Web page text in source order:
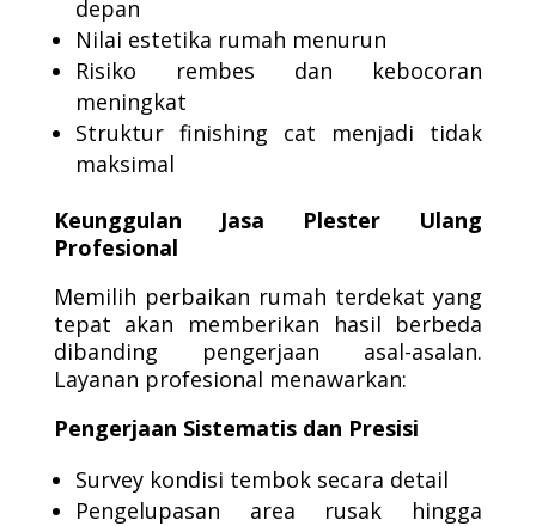
depan
Nilai estetika rumah menurun
Risiko rembes dan kebocoran
meningkat
Struktur finishing cat menjadi tidak
maksimal
Keunggulan Jasa Plester Ulang
Profesional
Memilih perbaikan rumah terdekat yang
tepat akan memberikan hasil berbeda
dibanding pengerjaan asal-asalan.
Layanan profesional menawarkan:
Pengerjaan Sistematis dan Presisi
Survey kondisi tembok secara detail
Pengelupasan area rusak hingga